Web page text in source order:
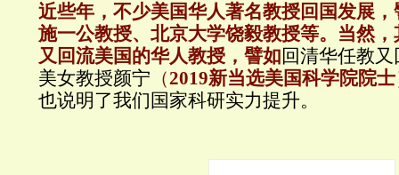
近些年，不少美国华人著名教授回国发展
施一公教授、北京大学饶毅教授等。 当然
又回流美国的华人教授，譬如回清华任教
美女教授颜宁 （2019新当选美国科学院院士
也说明了我们国家科研实力提升。